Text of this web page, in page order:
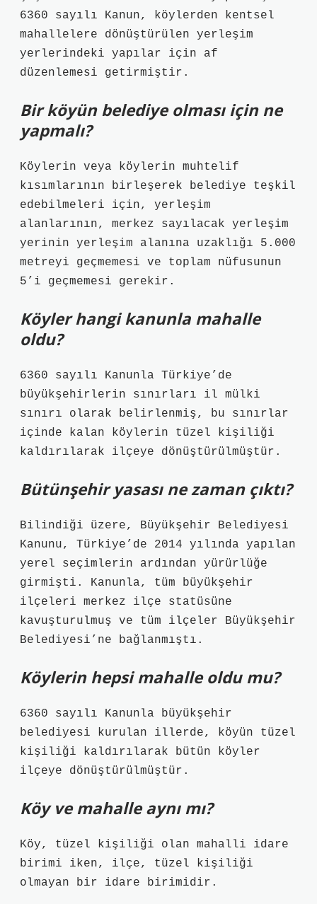
6360 sayılı Kanun, köylerden kentsel
mahallelere dönüştürülen yerleşim
yerlerindeki yapılar için af
düzenlemesi getirmiştir.
Bir köyün belediye olması için ne
yapmalı?
Köylerin veya köylerin muhtelif
kısımlarının birleşerek belediye teşkil
edebilmeleri için, yerleşim
alanlarının, merkez sayılacak yerleşim
yerinin yerleşim alanına uzaklığı 5.000
metreyi geçmemesi ve toplam nüfusunun
5’i geçmemesi gerekir.
Köyler hangi kanunla mahalle
oldu?
6360 sayılı Kanunla Türkiye’de
büyükşehirlerin sınırları il mülki
sınırı olarak belirlenmiş, bu sınırlar
içinde kalan köylerin tüzel kişiliği
kaldırılarak ilçeye dönüştürülmüştür.
Bütünşehir yasası ne zaman çıktı?
Bilindiği üzere, Büyükşehir Belediyesi
Kanunu, Türkiye’de 2014 yılında yapılan
yerel seçimlerin ardından yürürlüğe
girmişti. Kanunla, tüm büyükşehir
ilçeleri merkez ilçe statüsüne
kavuşturulmuş ve tüm ilçeler Büyükşehir
Belediyesi’ne bağlanmıştı.
Köylerin hepsi mahalle oldu mu?
6360 sayılı Kanunla büyükşehir
belediyesi kurulan illerde, köyün tüzel
kişiliği kaldırılarak bütün köyler
ilçeye dönüştürülmüştür.
Köy ve mahalle aynı mı?
Köy, tüzel kişiliği olan mahalli idare
birimi iken, ilçe, tüzel kişiliği
olmayan bir idare birimidir.